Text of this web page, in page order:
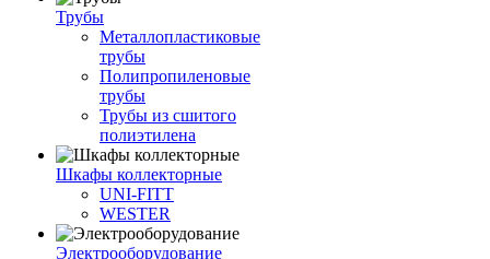
Трубы
Металлопластиковые
трубы
Полипропиленовые
трубы
Трубы из сшитого
полиэтилена
Шкафы коллекторные
UNI-FITT
WESTER
Электрооборудование